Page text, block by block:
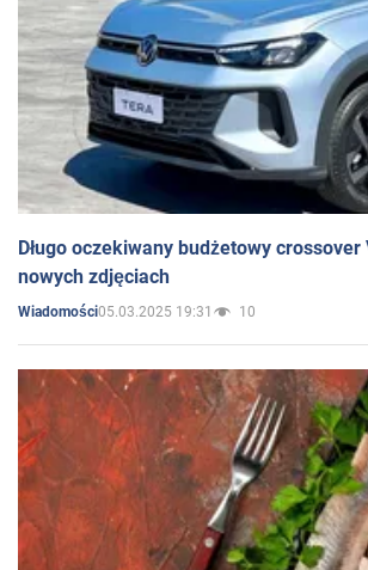
Długo oczekiwany budżetowy
nowych zdjęciach
Wiadomości05.03.2025 19:31 10